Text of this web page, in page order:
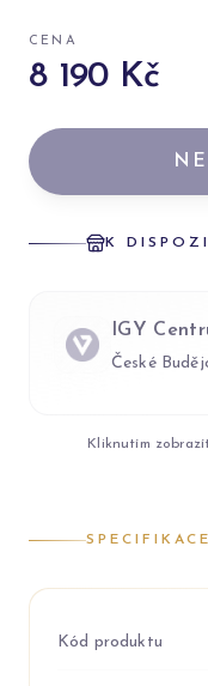
CENA
8 190 Kč
K
IGY
České
Kliknutím
SPECIFIKACE
Kód produktu